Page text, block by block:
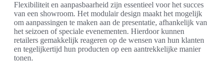
Flexibiliteit en aanpasbaarheid zijn essentieel voor het succes
van een showroom. Het modulair design maakt het mogelijk
om aanpassingen te maken aan de presentatie, afhankelijk van
het seizoen of speciale evenementen. Hierdoor kunnen
retailers gemakkelijk reageren op de wensen van hun klanten
en tegelijkertijd hun producten op een aantrekkelijke manier
tonen.